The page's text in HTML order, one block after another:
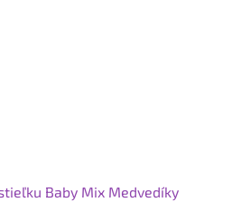
Baby Mix Medvedíky